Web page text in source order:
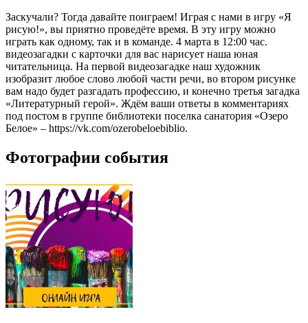
Заскучали? Тогда давайте поиграем! Играя с нами в игру «Я
рисую!», вы приятно проведёте время. В эту игру можно
играть как одному, так и в команде. 4 марта в 12:00 час.
видеозагадки с карточки для вас нарисует наша юная
читательница. На первой видеозагадке наш художник
изобразит любое слово любой части речи, во втором рисунке
вам надо будет разгадать профессию, и конечно третья загадка
«Литературный герой». Ждём ваши ответы в комментариях
под постом в группе библиотеки поселка санатория «Озеро
Белое» – https://vk.com/ozerobeloebiblio.
Фотографии события